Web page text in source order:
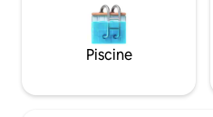
Piscine